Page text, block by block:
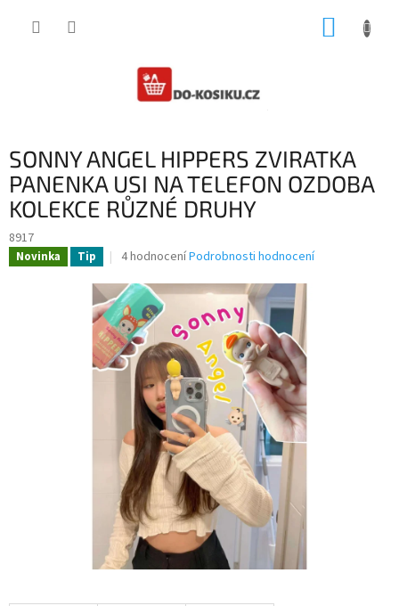
SONNY ANGEL HIPPERS ZVIRATKA
PANENKA USI NA TELEFON OZDOBA
KOLEKCE RŮZNÉ DRUHY
8917
Novinka Tip
Průměrné
produktu
je
3,0
z
5
hvězdiček.
4 hodnoceníPodrobnosti hodnocení